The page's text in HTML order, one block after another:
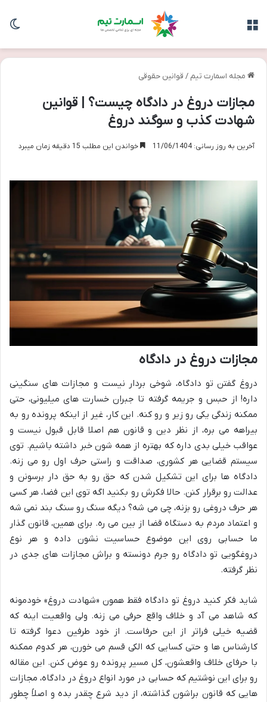
مجله اسمارت تیم / قوانین حقوقی
مجازات دروغ در دادگاه چیست؟ | قوانین
شهادت کذب و سوگند دروغ
آخرین به روز رسانی: 11/06/1404 خواندن این مطلب 15 دقیقه زمان میبرد
مجازات دروغ در دادگاه
دروغ گفتن تو دادگاه، شوخی بردار نیست و مجازات های سنگینی
داره! از حبس و جریمه گرفته تا جبران خسارت های میلیونی، حتی
ممکنه زندگی یکی رو زیر و رو کنه. این کار، غیر از اینکه پرونده رو به
بیراهه می بره، از نظر دین و قانون هم اصلا قابل قبول نیست و
عواقب خیلی بدی داره که بهتره از همه شون خبر داشته باشیم. توی
سیستم قضایی هر کشوری، صداقت و راستی حرف اول رو می زنه.
دادگاه ها برای این تشکیل شدن که حق رو به حق دار برسونن و
عدالت رو برقرار کنن. حالا فکرش رو بکنید اگه توی این فضا، هر کسی
هر حرف دروغی رو بزنه، چی می شه؟ دیگه سنگ رو سنگ بند نمی شه
و اعتماد مردم به دستگاه قضا از بین می ره. برای همین، قانون گذار
ما حسابی روی این موضوع حساسیت نشون داده و هر نوع
دروغگویی تو دادگاه رو جرم دونسته و براش مجازات های جدی در
نظر گرفته.
شاید فکر کنید دروغ تو دادگاه فقط همون «شهادت دروغ» خودمونه
که شاهد می آد و خلاف واقع حرفی می زنه. ولی واقعیت اینه که
قضیه خیلی فراتر از این حرفاست. از خود طرفین دعوا گرفته تا
کارشناس ها و حتی کسایی که الکی قسم می خورن، هر کدوم ممکنه
با حرفای خلاف واقعشون، کل مسیر پرونده رو عوض کنن. این مقاله
رو برای این نوشتیم که حسابی در مورد انواع دروغ در دادگاه، مجازات
هایی که قانون براشون گذاشته، از دید شرع چقدر بده و اصلاً چطور